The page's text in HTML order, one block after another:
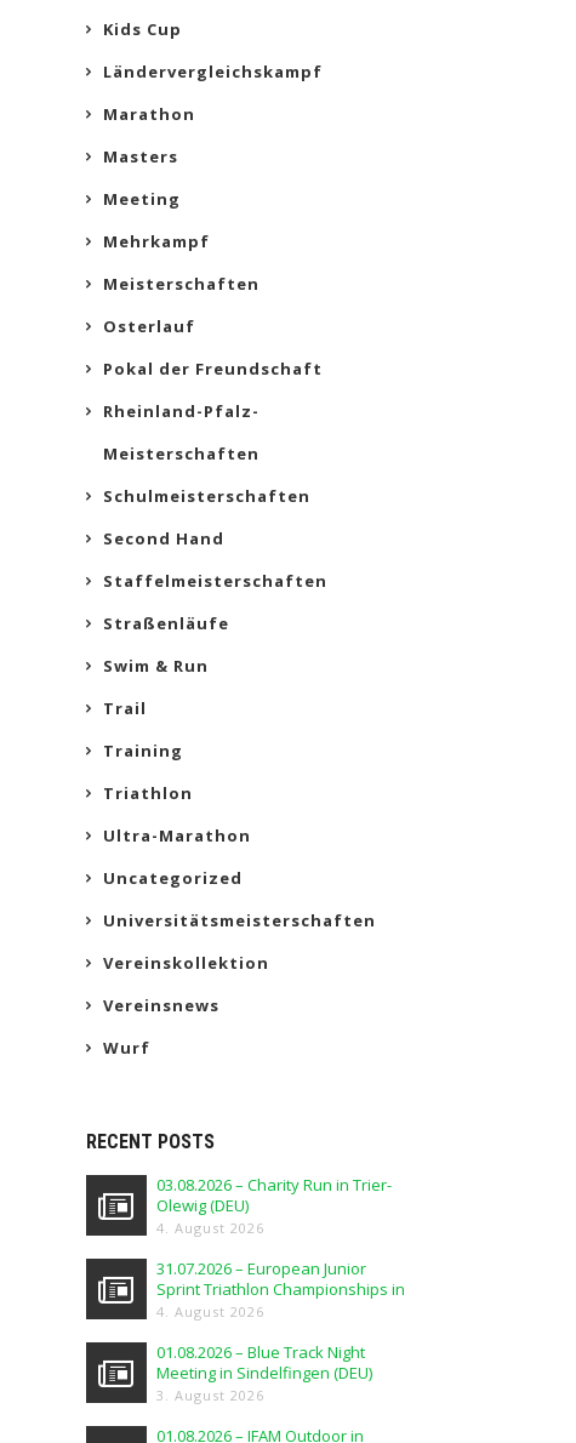
Kids Cup
Ländervergleichskampf
Marathon
Masters
Meeting
Mehrkampf
Meisterschaften
Osterlauf
Pokal der Freundschaft
Rheinland-Pfalz-
Meisterschaften
Schulmeisterschaften
Second Hand
Staffelmeisterschaften
Straßenläufe
Swim & Run
Trail
Training
Triathlon
Ultra-Marathon
Uncategorized
Universitätsmeisterschaften
Vereinskollektion
Vereinsnews
Wurf
RECENT POSTS
03.08.2026 – Charity Run in Trier-
Olewig (DEU)
4. August 2026
31.07.2026 – European Junior
Sprint Triathlon Championships in
Elblag (POL)
4. August 2026
01.08.2026 – Blue Track Night
Meeting in Sindelfingen (DEU)
3. August 2026
01.08.2026 – IFAM Outdoor in